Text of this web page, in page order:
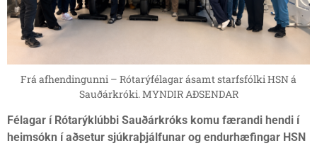
Frá afhendingunni – Rótarýfélagar ásamt starfsfólki HSN á
Sauðárkróki. MYNDIR AÐSENDAR
Félagar í Rótarýklúbbi Sauðárkróks komu færandi hendi í
heimsókn í aðsetur sjúkraþjálfunar og endurhæfingar HSN